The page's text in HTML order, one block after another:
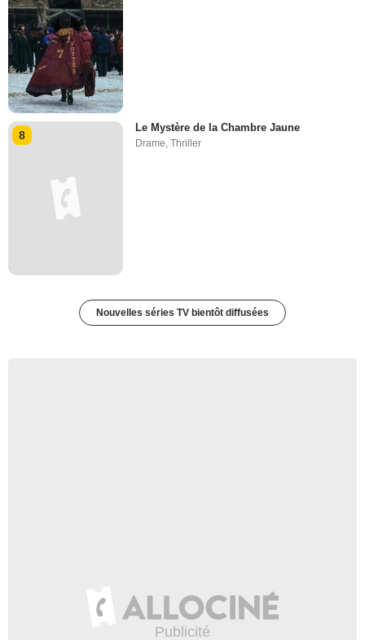
8
Le Mystère de la Chambre Jaune
Drame,Thriller
Nouvelles séries TV bientôt diffusées